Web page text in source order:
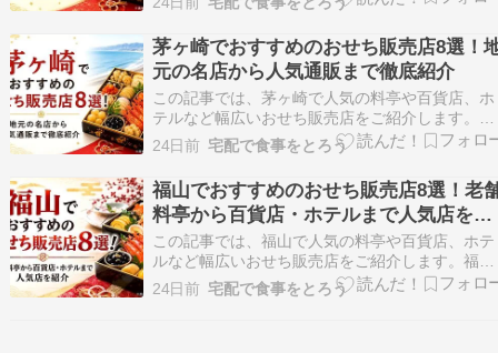
れの特徴や予約方法、受取方法をわかりやすくま
とめました。伝統的な和風おせちから洋風・中
華・イタリアンまで幅広く紹介しているため、ご
家庭の好みに合わ…
茅ヶ崎でおすすめのおせち販売店8選！
元の名店から人気通販まで徹底紹介
この記事では、茅ヶ崎で人気の料亭や百貨店、ホ
テルなど幅広いおせち販売店をご紹介します。地
元で長く親しまれている飲食店やスーパー、商業
施設など、さまざまなおせちの購入先をまとめま
した。それぞれの販売方法や特徴も比較しながら
紹介しているため、自分や家族の好みに合ったお
せち選びに役立…
24日前 宅配で食事をとろう
福山でおすすめのおせち販売店8選！老
料亭から百貨店・ホテルまで人気店を紹
介
この記事では、福山で人気の料亭や百貨店、ホテ
ルなど幅広いおせち販売店をご紹介します。福山
市内で購入できる店舗を中心に、それぞれのおせ
ちの特徴や予約方法、受取方法をわかりやすくま
24日前 宅配で食事をとろう